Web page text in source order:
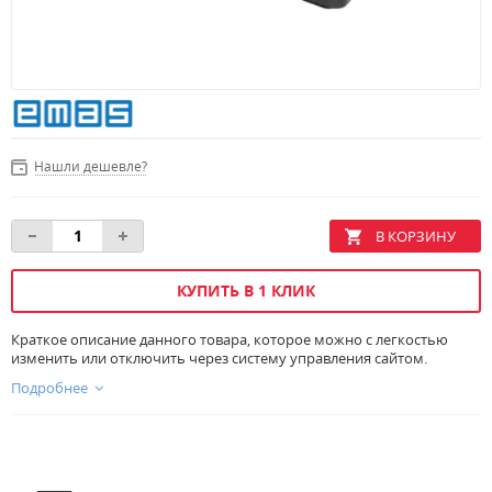
Нашли дешевле?
КУПИТЬ В 1 КЛИК
Краткое описание данного товара, которое можно с легкостью
изменить или отключить через систему управления сайтом.
Подробнее